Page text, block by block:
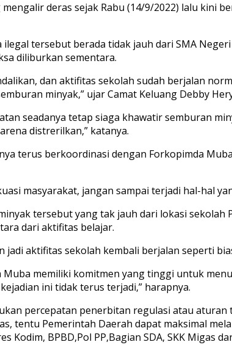
deras sejak Rabu (14/9/2022) lalu kini
tersebut berada tidak jauh dari SMA
diliburkan sementara.
dan aktifitas sekolah sudah berjalan
minyak,” ujar Camat Keluang Debby
seadanya tetap siaga khawatir semburan
distrerilkan,” katanya.
terus berkoordinasi dengan Forkopimda
masyarakat, jangan sampai terjadi hal-hal
tersebut yang tak jauh dari lokasi sekolah
dari aktifitas belajar.
aktifitas sekolah kembali berjalan seperti
memiliki komitmen yang tinggi untuk
ini tidak terus terjadi,” harapnya.
percepatan penerbitan regulasi atau
tentu Pemerintah Daerah dapat maksimal
BPBD,Pol PP,Bagian SDA, SKK Migas